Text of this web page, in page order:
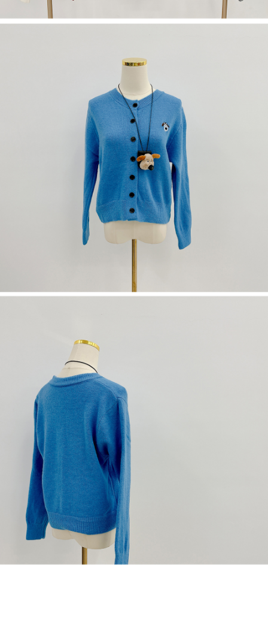
2. Pilihan kaedah pembayaran "Pembayaran Ansuran Gogo", selepas
pesanan ditubuhkan, akan secara automatik dialihkan ke proses
3. Jumlah kelulusan sebenar, bilangan ansuran dan jumlah bayaran
4. Dalam masa 30 minit selepas pesanan ditubuhkan, jika tidak pergi
untuk mengesahkan transaksi atau jika tidak lulus semakan, pesanan
akan dibatalkan secara automatik. Jika terdapat situasi "pindah untuk
semakan khusus" yang tidak lulus, ini menunjukkan bahawa sistem
penilaian tidak mencukupi, tiada penjelasan mengenai kandungan
penilaian boleh diberikan.
【Penerangan Kaedah Pembayaran】
1. Pembayaran ansuran tidak digabungkan dalam bil telekomunikasi,
"Pembayaran Ansuran Gogo" akan menghantar SMS peringatan
pembayaran selepas tarikh penyelesaian bulanan.
2. Melalui pautan SMS untuk membuka bil, anda boleh memilih untuk
membayar melalui "Kod bar kedai serbaneka / Kedai rasmi Taiwan
Mobile / Pemindahan bank / Pembayaran J街口 / iPASS MONEY" dan
membolehkan pengguna membeli produk atau perkhidmatan melalui
perkhidmatan ini semasa transaksi, dan kedai akan menyerahkan hak
anda (termasuk nama, telefon atau alamat) kepada Taiwan Mobile untuk
pengumpulan, pemprosesan dan penggunaan, untuk pengesahan,
semakan dan pembetulan data yang diperlukan untuk bil ansuran oleh
Taiwan Mobile.
3. Sila baca syarat perkhidmatan pengguna secara lengkap melalui
pautan berikut: https://oppay.tw/userRule
peribadi yang disenaraikan seperti di atas akan dikumpul dan digunakan
oleh AFTEE, sila jangan gunakan perkhidmatan ini.